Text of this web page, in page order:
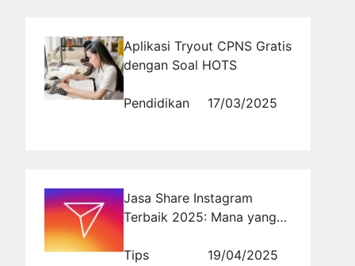
Aplikasi Tryout CPNS Gratis
dengan Soal HOTS
Pendidikan 17/03/2025
Jasa Share Instagram
Terbaik 2025: Mana yang
Tips
19/04/2025